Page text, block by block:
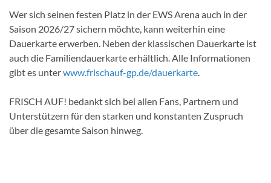
Wer sich seinen festen Platz in der EWS Arena auch in der
Saison 2026/27 sichern möchte, kann weiterhin eine
Dauerkarte erwerben. Neben der klassischen Dauerkarte ist
auch die Familiendauerkarte erhältlich. Alle Informationen
gibt es unterwww.frischauf-gp.de/dauerkarte.
FRISCH AUF! bedankt sich bei allen Fans, Partnern und
Unterstützern für den starken und konstanten Zuspruch
über die gesamte Saison hinweg.